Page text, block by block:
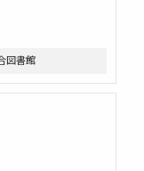
図書館